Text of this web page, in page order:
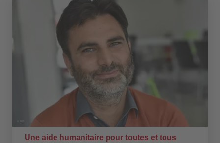
Une aide humanitaire pour toutes et tous